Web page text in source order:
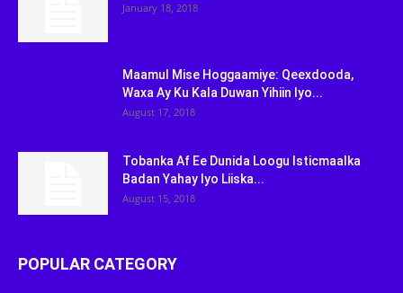
January 18, 2018
Maamul Mise Hoggaamiye: Qeexdooda,
Waxa Ay Ku Kala Duwan Yihiin Iyo...
August 17, 2018
Tobanka Af Ee Dunida Loogu Isticmaalka
Badan Yahay Iyo Liiska...
August 15, 2018
POPULAR CATEGORY